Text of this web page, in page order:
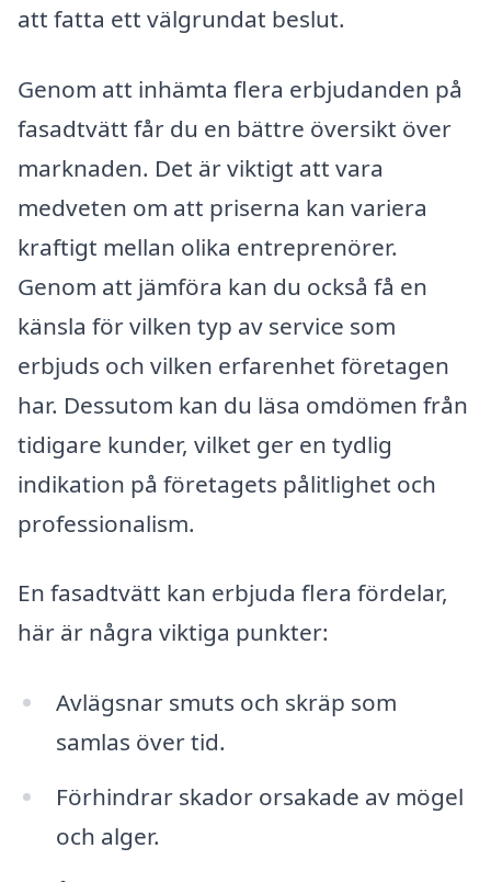
att fatta ett välgrundat beslut.
Genom att inhämta flera erbjudanden på
fasadtvätt får du en bättre översikt över
marknaden. Det är viktigt att vara
medveten om att priserna kan variera
kraftigt mellan olika entreprenörer.
Genom att jämföra kan du också få en
känsla för vilken typ av service som
erbjuds och vilken erfarenhet företagen
har. Dessutom kan du läsa omdömen från
tidigare kunder, vilket ger en tydlig
indikation på företagets pålitlighet och
professionalism.
En fasadtvätt kan erbjuda flera fördelar,
här är några viktiga punkter:
Avlägsnar smuts och skräp som
samlas över tid.
Förhindrar skador orsakade av mögel
och alger.